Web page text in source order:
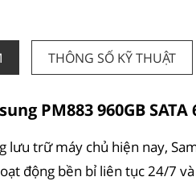
THÔNG SỐ KỸ THUẬT
PM883 960GB
lưu trữ máy chủ hiện nay,
động bền bỉ liên tục 24/7